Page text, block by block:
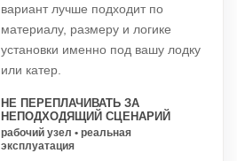
вариант лучше подходит по
материалу, размеру и логике
установки именно под вашу лодку
или катер.
НЕ ПЕРЕПЛАЧИВАТЬ ЗА
НЕПОДХОДЯЩИЙ СЦЕНАРИЙ
рабочий узел • реальная
эксплуатация